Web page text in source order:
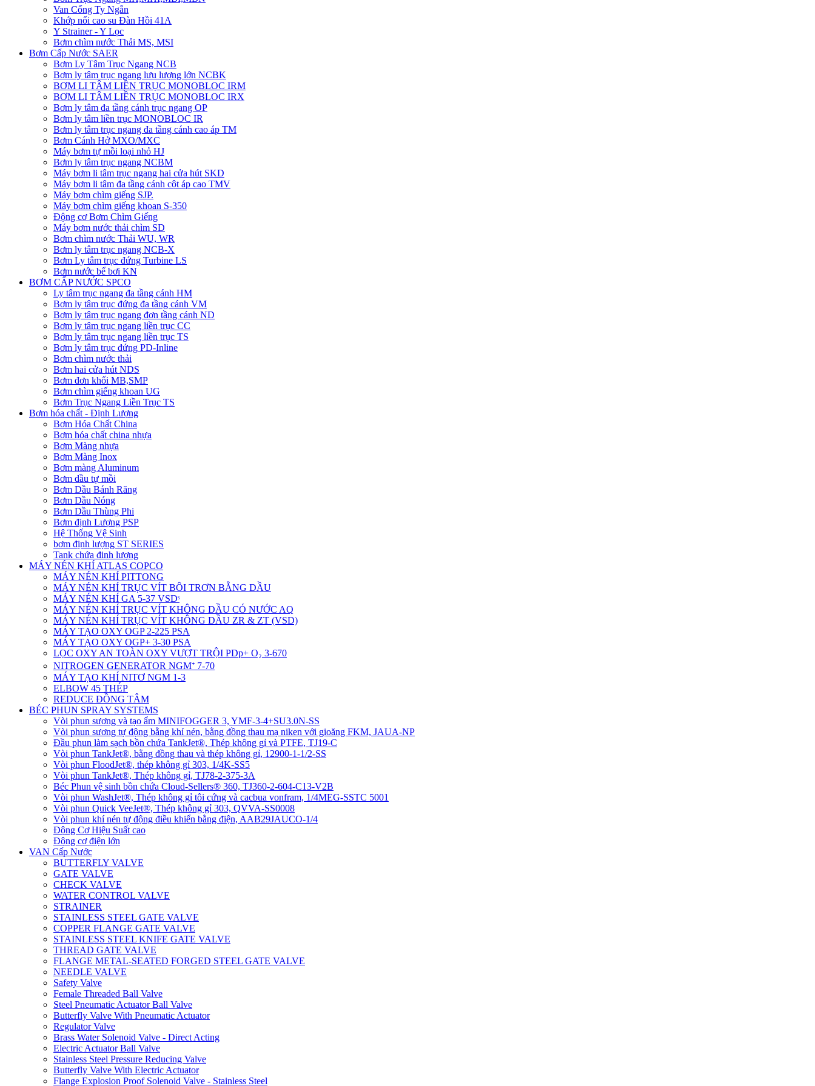
Van Cổng Ty Ngắn
Khớp nối cao su Đàn Hồi 41A
Y Strainer - Y Lọc
Bơm chìm nước Thải MS, MSI
Bơm Cấp Nước SAER
Bơm Ly Tâm Trục Ngang NCB
Bơm ly tâm trục ngang lưu lượng lớn NCBK
BƠM LI TÂM LIỀN TRỤC MONOBLOC IRM
BƠM LI TÂM LIỀN TRỤC MONOBLOC IRX
Bơm ly tâm đa tầng cánh trục ngang OP
Bơm ly tâm liền trục MONOBLOC IR
Bơm ly tâm trục ngang đa tầng cánh cao áp TM
Bơm Cánh Hở MXO/MXC
Máy bơm tự mồi loại nhỏ HJ
Bơm ly tâm trục ngang NCBM
Máy bơm li tâm trục ngang hai cửa hút SKD
​Máy bơm li tâm đa tầng cánh cột áp cao TMV
Máy bơm chìm giếng SJP.
Máy bơm chìm giếng khoan S-350
Động cơ Bơm Chìm Giếng
​Máy bơm nước thải chìm SD
Bơm chìm nước Thải WU, WR
Bơm ly tâm trục ngang NCB-X
Bơm Ly tâm trục đứng Turbine LS
Bơm nước bể bơi KN
BƠM CẤP NƯỚC SPCO
Ly tâm trục ngang đa tầng cánh HM
Bơm ly tâm trục đứng đa tầng cánh VM
Bơm ly tâm trục ngang đơn tầng cánh ND
Bơm ly tâm trục ngang liền trục CC
Bơm ly tâm trục ngang liền trục TS
Bơm ly tâm trục đứng PD-Inline
Bơm chìm nước thải
Bơm hai cửa hút NDS
Bơm đơn khối MB,SMP
Bơm chìm giếng khoan UG
Bơm Trục Ngang Liền Trục TS
Bơm hóa chất - Định Lượng
Bơm Hóa Chất China
Bơm hóa chất china nhựa
Bơm Màng nhựa
Bơm Màng Inox
Bơm màng Aluminum
Bơm dầu tự mồi
Bơm Dầu Bánh Răng
Bơm Dầu Nóng
Bơm Dầu Thùng Phi
Bơm định Lượng PSP
Hệ Thống Vệ Sinh
bơm định lượng ST SERIES
Tank chứa đinh lượng
MÁY NÉN KHÍ ATLAS COPCO
MÁY NÉN KHÍ PITTONG
MÁY NÉN KHÍ TRỤC VÍT BÔI TRƠN BẰNG DẦU
MÁY NÉN KHÍ GA 5-37 VSDˢ
MÁY NÉN KHÍ TRỤC VÍT KHÔNG DẦU CÓ NƯỚC AQ
MÁY NÉN KHÍ TRỤC VÍT KHÔNG DẦU ZR & ZT (VSD)
MÁY TẠO OXY OGP 2-225 PSA
MÁY TẠO OXY OGP+ 3-30 PSA
LỌC OXY AN TOÀN OXY VƯỢT TRỘI PDp+ O₂ 3-670
NITROGEN GENERATOR NGM⁺ 7-70
MÁY TẠO KHÍ NITƠ NGM 1-3
ELBOW 45 THÉP
REDUCE ĐỒNG TÂM
BÉC PHUN SPRAY SYSTEMS
Vòi phun sương và tạo ẩm MINIFOGGER 3, YMF-3-4+SU3.0N-SS
Vòi phun sương tự động bằng khí nén, bằng đồng thau mạ niken với gioăng FKM, JAUA-NP
Đầu phun làm sạch bồn chứa TankJet®, Thép không gỉ và PTFE, TJ19-C
Vòi phun TankJet®, bằng đồng thau và thép không gỉ, 12900-1-1/2-SS
Vòi phun FloodJet®, thép không gỉ 303, 1/4K-SS5
Vòi phun TankJet®, Thép không gỉ, TJ78-2-375-3A
Béc Phun vệ sinh bồn chứa Cloud-Sellers® 360, TJ360-2-604-C13-V2B
Vòi phun WashJet®, Thép không gỉ tôi cứng và cacbua vonfram, 1/4MEG-SSTC 5001
Vòi phun Quick VeeJet®, Thép không gỉ 303, QVVA-SS0008
Vòi phun khí nén tự động điều khiển bằng điện, AAB29JAUCO-1/4
Động Cơ Hiệu Suất cao
Động cơ điện lớn
VAN Cấp Nước
BUTTERFLY VALVE
GATE VALVE
CHECK VALVE
WATER CONTROL VALVE
STRAINER
STAINLESS STEEL GATE VALVE
COPPER FLANGE GATE VALVE
STAINLESS STEEL KNIFE GATE VALVE
THREAD GATE VALVE
FLANGE METAL-SEATED FORGED STEEL GATE VALVE
NEEDLE VALVE
Safety Valve
Female Threaded Ball Valve
Steel Pneumatic Actuator Ball Valve
Butterfly Valve With Pneumatic Actuator
Regulator Valve
Brass Water Solenoid Valve - Direct Acting
Electric Actuator Ball Valve
Stainless Steel Pressure Reducing Valve
Butterfly Valve With Electric Actuator
Flange Explosion Proof Solenoid Valve - Stainless Steel